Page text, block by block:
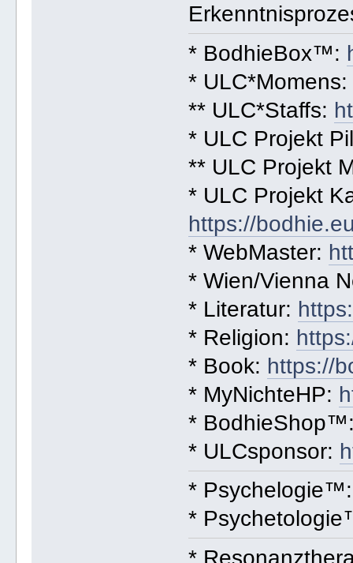
* BodhieBox™:
*
** ULC*Staffs:
* ULC Projekt
** ULC Projekt
* ULC Projekt
https://
* WebMaster:
* Wien/Vienna
* Literatur:
* Religion:
* Book: https://
* MyNichteHP:
*
* ULCsponsor:
*
*
*